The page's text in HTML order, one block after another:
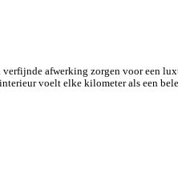
afwerking zorgen voor een
voelt elke kilometer als een